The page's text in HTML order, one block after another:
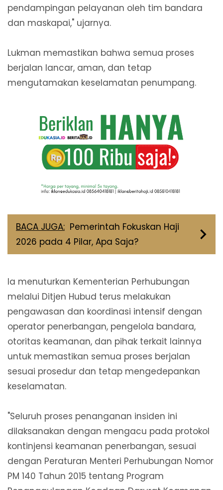
pendampingan pelayanan oleh tim bandara
dan maskapai," ujarnya.
Lukman memastikan bahwa semua proses
berjalan lancar, aman, dan tetap
mengutamakan keselamatan penumpang.
BACA JUGA: Pemerintah Fokuskan Haji
2026 pada 4 Pilar, Apa Saja?
Ia menuturkan Kementerian Perhubungan
melalui Ditjen Hubud terus melakukan
pengawasan dan koordinasi intensif dengan
operator penerbangan, pengelola bandara,
otoritas keamanan, dan pihak terkait lainnya
untuk memastikan semua proses berjalan
sesuai prosedur dan tetap mengedepankan
keselamatan.
"Seluruh proses penanganan insiden ini
dilaksanakan dengan mengacu pada protokol
kontinjensi keamanan penerbangan, sesuai
dengan Peraturan Menteri Perhubungan Nomor
PM 140 Tahun 2015 tentang Program